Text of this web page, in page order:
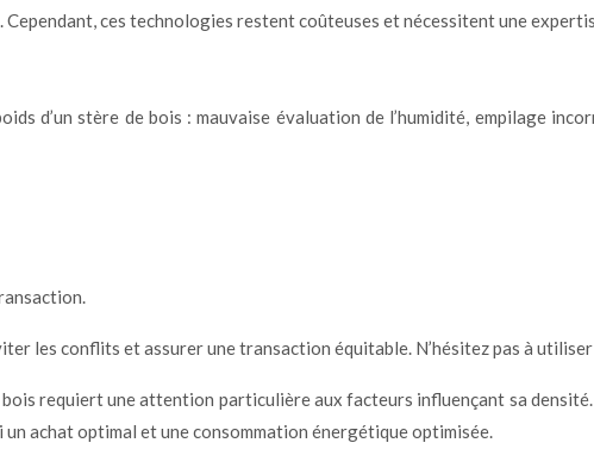
ces technologies restent coûteuses et nécessitent une
d’un stère de bois : mauvaise évaluation de l’humidité, empilage
les conflits et assurer une transaction équitable. N’hésitez pas à
requiert une attention particulière aux facteurs influençant sa
achat optimal et une consommation énergétique optimisée.